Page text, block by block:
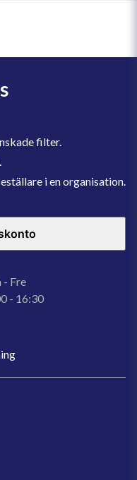
filter.
i en organisation.
- Fre
- 16:30